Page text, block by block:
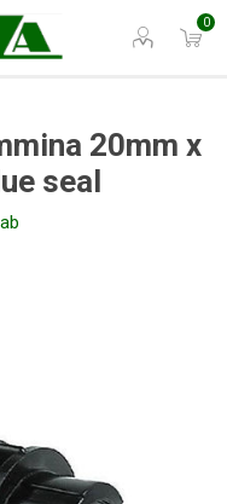
0
20mm x
seal